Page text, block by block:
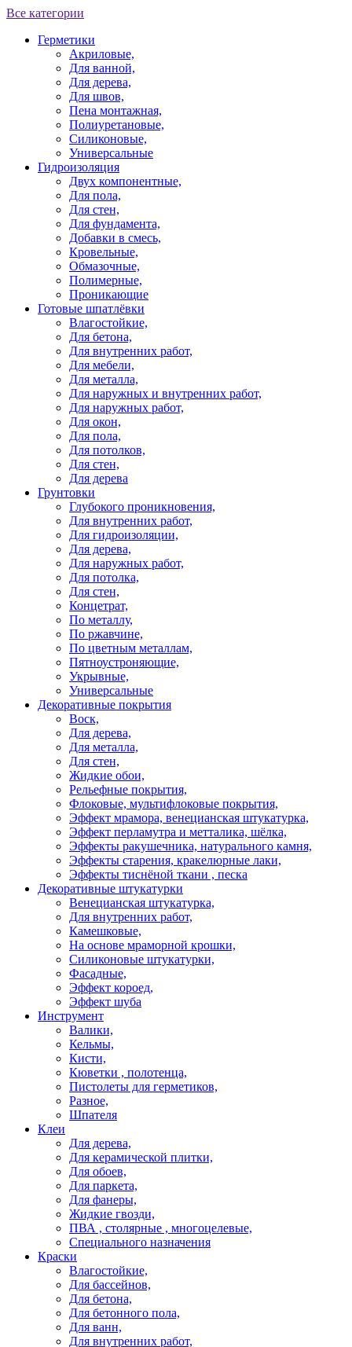
Все категории
Герметики
Акриловые,
Для ванной,
Для дерева,
Для швов,
Пена монтажная,
Полиуретановые,
Силиконовые,
Универсальные
Гидроизоляция
Двух компонентные,
Для пола,
Для стен,
Для фундамента,
Добавки в смесь,
Кровельные,
Обмазочные,
Полимерные,
Проникающие
Готовые шпатлёвки
Влагостойкие,
Для бетона,
Для внутренних работ,
Для мебели,
Для металла,
Для наружных и внутренних работ,
Для наружных работ,
Для окон,
Для пола,
Для потолков,
Для стен,
Для дерева
Грунтовки
Глубокого проникновения,
Для внутренних работ,
Для гидроизоляции,
Для дерева,
Для наружных работ,
Для потолка,
Для стен,
Концетрат,
По металлу,
По ржавчине,
По цветным металлам,
Пятноустроняющие,
Укрывные,
Универсальные
Декоративные покрытия
Воск,
Для дерева,
Для металла,
Для стен,
Жидкие обои,
Рельефные покрытия,
Флоковые, мультифлоковые покрытия,
Эффект мрамора, венецианская штукатурка,
Эффект перламутра и метталика, шёлка,
Эффекты ракушечника, натурального камня,
Эффекты старения, кракелюрные лаки,
Эффекты тиснёной ткани , песка
Декоративные штукатурки
Венецианская штукатурка,
Для внутренних работ,
Камешковые,
На основе мраморной крошки,
Силиконовые штукатурки,
Фасадные,
Эффект короед,
Эффект шуба
Инструмент
Валики,
Кельмы,
Кисти,
Кюветки , полотенца,
Пистолеты для герметиков,
Разное,
Шпателя
Клеи
Для дерева,
Для керамической плитки,
Для обоев,
Для паркета,
Для фанеры,
Жидкие гвозди,
ПВА , столярные , многоцелевые,
Специального назначения
Краски
Влагостойкие,
Для бассейнов,
Для бетона,
Для бетонного пола,
Для ванн,
Для внутренних работ,